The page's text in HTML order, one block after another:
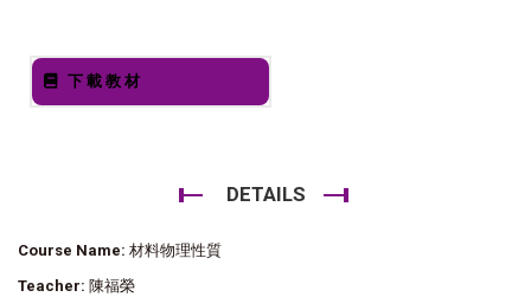
下載教材
DETAILS
Course Name: 材料物理性質
Teacher: 陳福榮